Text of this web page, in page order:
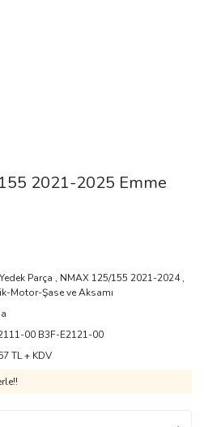
2021-2025 Emme
Parça , NMAX 125/155 2021-2024,
Motor-Şase ve Aksamı
00 B3F-E2121-00
TL + KDV